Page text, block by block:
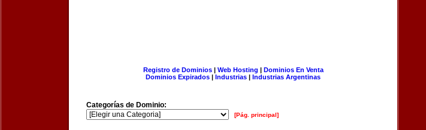
Registro de Dominios| Web Hosting | Dominios En Venta
Dominios Expirados | Industrias | Industrias Argentinas
Categorías de Dominio:
[Pág. principal]